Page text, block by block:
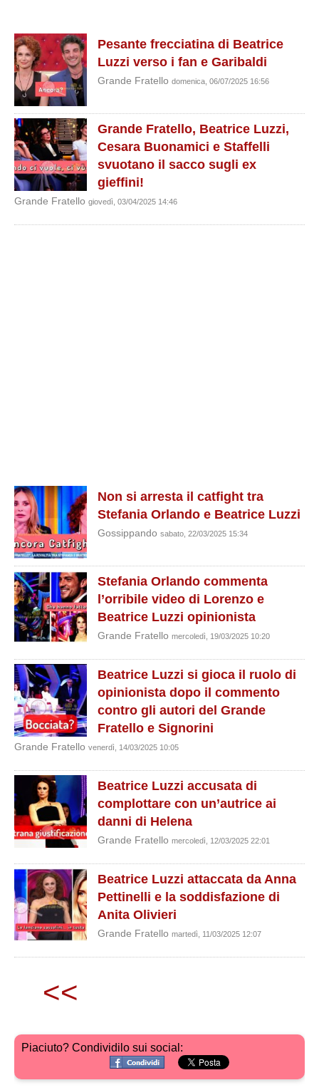
Pesante frecciatina di Beatrice
Luzzi verso i fan e Garibaldi
Grande Fratello domenica, 06/07/2025 16:56
Grande Fratello, Beatrice Luzzi,
Cesara Buonamici e Staffelli
svuotano il sacco sugli ex
gieffini!
Grande Fratello giovedì, 03/04/2025 14:46
Non si arresta il catfight tra
Stefania Orlando e Beatrice Luzzi
Gossippando sabato, 22/03/2025 15:34
Stefania Orlando commenta
l’orribile video di Lorenzo e
Beatrice Luzzi opinionista
Grande Fratello mercoledì, 19/03/2025 10:20
Beatrice Luzzi si gioca il ruolo di
opinionista dopo il commento
contro gli autori del Grande
Fratello e Signorini
Grande Fratello venerdì, 14/03/2025 10:05
Beatrice Luzzi accusata di
complottare con un’autrice ai
danni di Helena
Grande Fratello mercoledì, 12/03/2025 22:01
Beatrice Luzzi attaccata da Anna
Pettinelli e la soddisfazione di
Anita Olivieri
Grande Fratello martedì, 11/03/2025 12:07
<<
Piaciuto? Condividilo sui social: